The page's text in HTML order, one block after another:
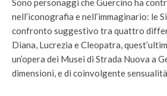
Sono personaggi che Guercino ha
nell’iconografia e nell’immaginario: le
confronto suggestivo tra quattro
Diana, Lucrezia e Cleopatra,
un’opera dei Musei di Strada Nuova a
dimensioni, e di coinvolgente